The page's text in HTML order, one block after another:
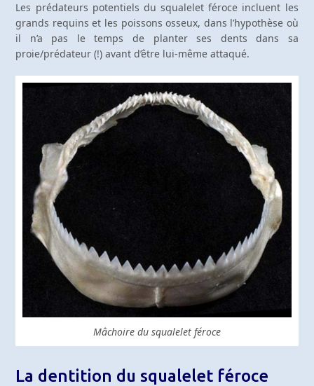
Les prédateurs potentiels du squalelet féroce incluent les
grands requins et les poissons osseux, dans l’hypothèse où
il n’a pas le temps de planter ses dents dans sa
proie/prédateur (!) avant d’être lui-même attaqué.
Mâchoire du squalelet féroce
La dentition du squalelet féroce